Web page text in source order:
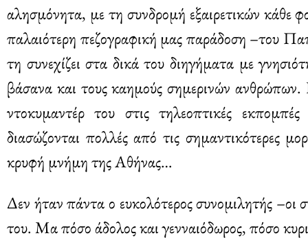
αλησμόνητα, με τη συνδρομή εξαιρετικών κάθε
παλαιότερη πεζογραφική μας παράδοση –του
τη συνεχίζει στα δικά του διηγήματα με
βάσανα και τους καημούς σημερινών
ντοκυμαντέρ του στις τηλεοπτικές
διασώζονται πολλές από τις σημαντικότερες
κρυφή μνήμη της Αθήνας…
Δεν ήταν πάντα ο ευκολότερος συνομιλητής –οι
του. Μα πόσο άδολος και γενναιόδωρος, πόσο